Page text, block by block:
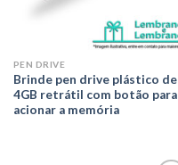
PEN DRIVE
Brinde pen drive plástico de
4GB retrátil com botão para
acionar a memória